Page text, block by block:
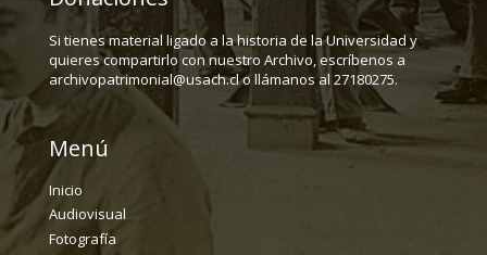
Si tienes material ligado a la historia de la Universidad y
quieres compartirlo con nuestro Archivo, escríbenos a
archivopatrimonial@usach.cl o llámanos al 27180275.
Menú
Inicio
Audiovisual
Fotografía